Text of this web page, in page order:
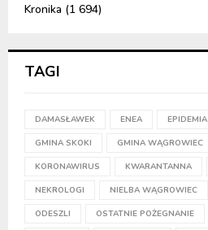
Kronika (1 694)
TAGI
DAMASŁAWEK ENEA EPIDEMIA
GMINA SKOKI GMINA WĄGROWIEC
KORONAWIRUS KWARANTANNA
NEKROLOGI NIELBA WĄGROWIEC
ODESZLI OSTATNIE POŻEGNANIE